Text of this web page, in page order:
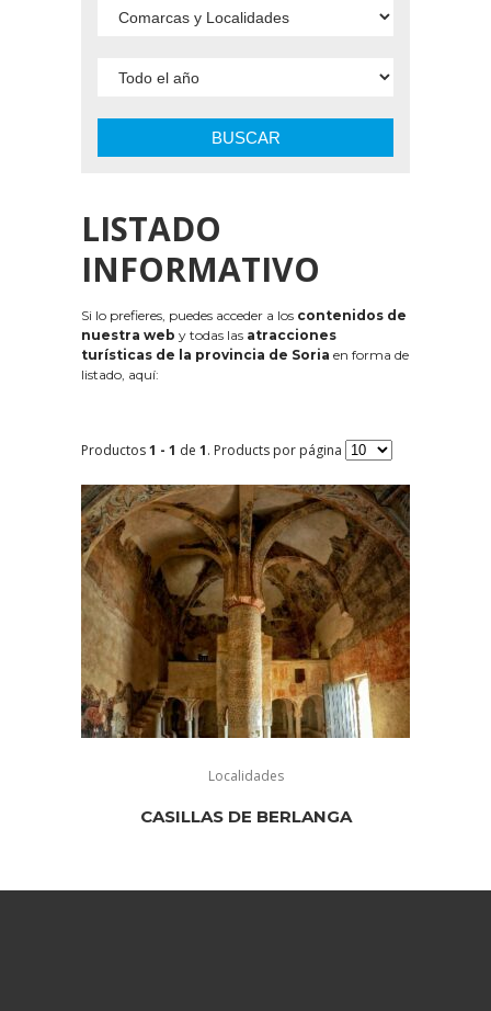
BUSCAR
LISTADO
INFORMATIVO
Si lo prefieres, puedes acceder a los contenidos de
nuestra web y todas las atracciones
turísticas de la provincia de Soria en forma de
listado, aquí:
Productos1 - 1 de 1. Products por página
Localidades
CASILLAS DE BERLANGA